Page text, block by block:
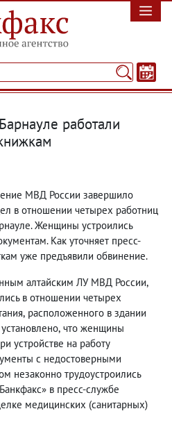
работали
МВД России завершило
в отношении четырех работниц
Женщины устроились
Как уточняет пресс-
уже предъявили обвинение.
алтайским ЛУ МВД России,
в отношении четырех
, расположенного в здании
, что женщины
устройстве на работу
с недостоверными
незаконно трудоустроились
в пресс-службе
медицинских (санитарных)